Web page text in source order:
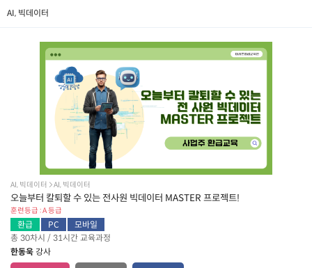
AI, 빅데이터
AI, 빅데이터  AI, 빅데이터
오늘부터 칼퇴할 수 있는 전사원 빅데이터 MASTER 프로젝트!
훈련등급 : A 등급
환급 PC
모바일
총 30차시 / 31시간 교육과정
한동욱 강사